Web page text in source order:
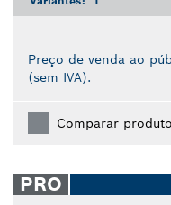
Preço de venda ao
(sem IVA).
Comparar produto
PRO